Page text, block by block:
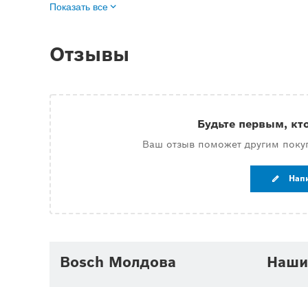
Показать все
Отзывы
Будьте первым,
Ваш отзыв поможет другим
Bosch Молдова Наши